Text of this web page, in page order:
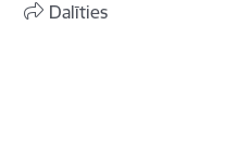
Dalīties